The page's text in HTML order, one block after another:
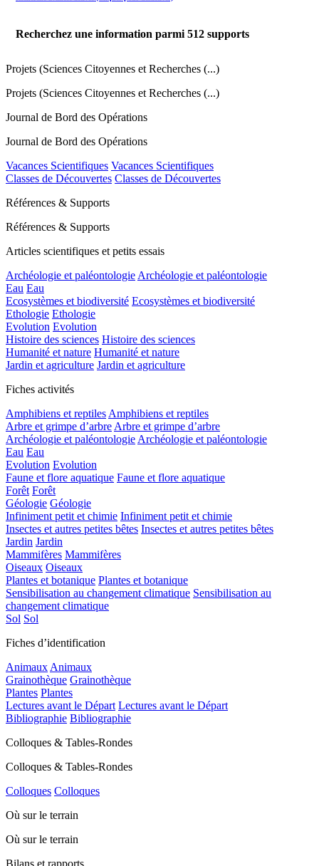
Recherchez une information parmi 512 supports
Projets (Sciences Citoyennes et Recherches (...)
Projets (Sciences Citoyennes et Recherches (...)
Journal de Bord des Opérations
Journal de Bord des Opérations
Vacances Scientifiques Vacances Scientifiques
Classes de Découvertes Classes de Découvertes
Références & Supports
Références & Supports
Articles scientifiques et petits essais
Archéologie et paléontologie Archéologie et paléontologie
Eau Eau
Ecosystèmes et biodiversité Ecosystèmes et biodiversité
Ethologie Ethologie
Evolution Evolution
Histoire des sciences Histoire des sciences
Humanité et nature Humanité et nature
Jardin et agriculture Jardin et agriculture
Fiches activités
Amphibiens et reptiles Amphibiens et reptiles
Arbre et grimpe d’arbre Arbre et grimpe d’arbre
Archéologie et paléontologie Archéologie et paléontologie
Eau Eau
Evolution Evolution
Faune et flore aquatique Faune et flore aquatique
Forêt Forêt
Géologie Géologie
Infiniment petit et chimie Infiniment petit et chimie
Insectes et autres petites bêtes Insectes et autres petites bêtes
Jardin Jardin
Mammifères Mammifères
Oiseaux Oiseaux
Plantes et botanique Plantes et botanique
Sensibilisation au changement climatique Sensibilisation au
changement climatique
Sol Sol
Fiches d’identification
Animaux Animaux
Grainothèque Grainothèque
Plantes Plantes
Lectures avant le Départ Lectures avant le Départ
Bibliographie Bibliographie
Colloques & Tables-Rondes
Colloques & Tables-Rondes
Colloques Colloques
Où sur le terrain
Où sur le terrain
Bilans et rapports